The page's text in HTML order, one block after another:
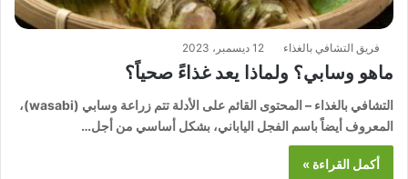
فريق التشافي بالغذاء 12 ديسمبر، 2023
ماهو وسابي؟ ولماذا يعد غذاءً صحياً؟
التشافي بالغذاء – المحتوى القائم على الأدلة تتم زراعة وسابي (wasabi)،
المعروف أيضاً باسم الفجل الياباني، بشكل أساسي من أجل…
أكمل القراءة »